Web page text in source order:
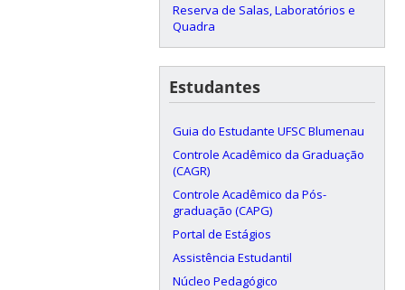
Reserva de Salas, Laboratórios e
Quadra
Estudantes
Guia do Estudante UFSC Blumenau
Controle Acadêmico da Graduação
(CAGR)
Controle Acadêmico da Pós-
graduação (CAPG)
Portal de Estágios
Assistência Estudantil
Núcleo Pedagógico